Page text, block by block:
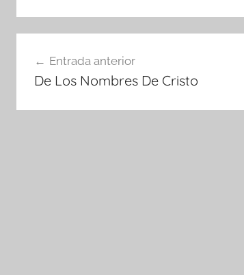
de
Entrada anterior
De Los Nombres De Cristo